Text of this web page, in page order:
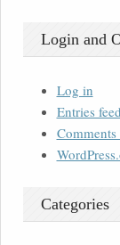
Login and
Log in
Entries feed
Comments
Categories